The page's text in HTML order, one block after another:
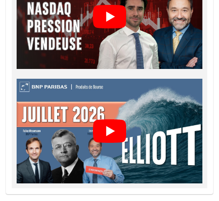
Barrière
désactivante
4 952,6867 -
Prime de
risque de gap
0,161
2,78
-
Valeur du
portefeuille
(EUR)
24,06 -
Turbos Infinis
Best (EUR)
24,06 -
Les prix indiqués dans le simulateur sont indicatifs et ne reflètent pas les
actuels ou futurs. Le simulateur suppose un pourcentage de coût de
financement constant alors que ce pourcentage peut en fait changer de
devise différente peuvent être influencés par les effets du taux change. Le
DOCUMENTATION JURIDIQUE
Notices
Notices
ÉTAT FINANCIER